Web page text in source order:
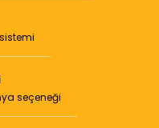
seçeneği